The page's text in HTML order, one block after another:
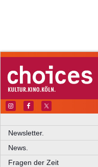
Newsletter.
News.
Fragen der Zeit